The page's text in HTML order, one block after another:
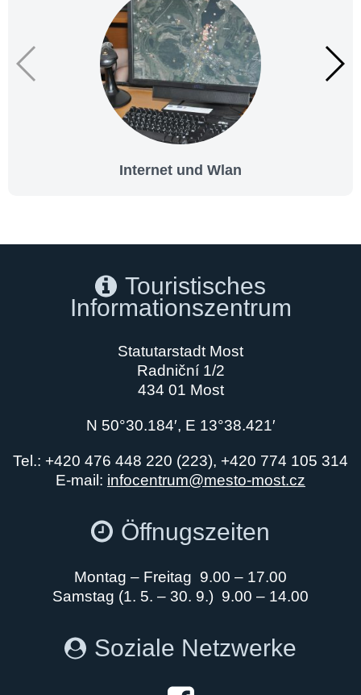
Internet und Wlan
Touristisches
Informationszentrum
Statutarstadt Most
Radniční 1/2
434 01 Most
N 50°30.184′, E 13°38.421′
Tel.: +420 476 448 220 (223), +420 774 105 314
E-mail: infocentrum@mesto-most.cz
Öffnugszeiten
Montag – Freitag 9.00 – 17.00
Samstag (1. 5. – 30. 9.) 9.00 – 14.00
Soziale Netzwerke